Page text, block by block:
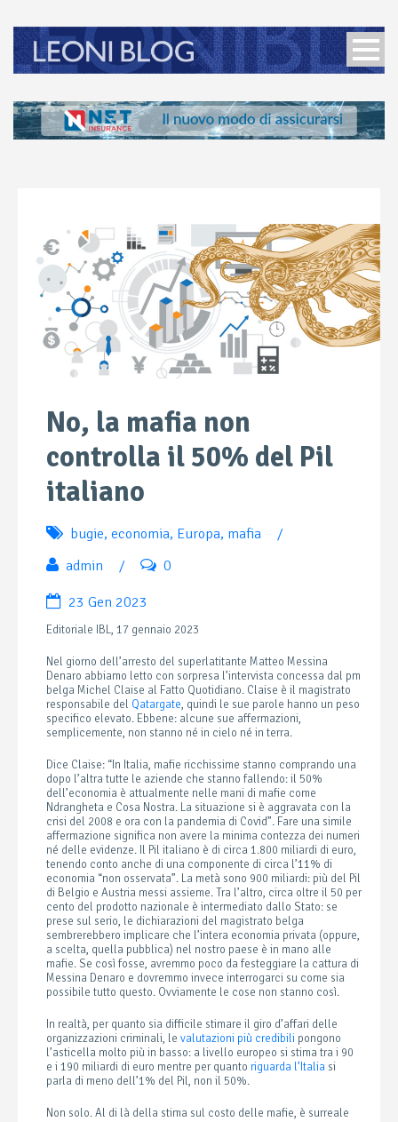
No, la mafia non
controlla il 50% del Pil
italiano
bugie, economia, Europa, mafia
/
admin
/ 0
23 Gen 2023
Editoriale IBL, 17 gennaio 2023
Nel giorno dell’arresto del superlatitante Matteo Messina
Denaro abbiamo letto con sorpresa l’intervista concessa dal pm
belga Michel Claise al Fatto Quotidiano. Claise è il magistrato
responsabile del Qatargate, quindi le sue parole hanno un peso
specifico elevato. Ebbene: alcune sue affermazioni,
semplicemente, non stanno né in cielo né in terra.
Dice Claise: “In Italia, mafie ricchissime stanno comprando una
dopo l’altra tutte le aziende che stanno fallendo: il 50%
dell’economia è attualmente nelle mani di mafie come
Ndrangheta e Cosa Nostra. La situazione si è aggravata con la
crisi del 2008 e ora con la pandemia di Covid”. Fare una simile
affermazione significa non avere la minima contezza dei numeri
né delle evidenze. Il Pil italiano è di circa 1.800 miliardi di euro,
tenendo conto anche di una componente di circa l’11% di
economia “non osservata”. La metà sono 900 miliardi: più del Pil
di Belgio e Austria messi assieme. Tra l’altro, circa oltre il 50 per
cento del prodotto nazionale è intermediato dallo Stato: se
prese sul serio, le dichiarazioni del magistrato belga
sembrerebbero implicare che l’intera economia privata (oppure,
a scelta, quella pubblica) nel nostro paese è in mano alle
mafie. Se così fosse, avremmo poco da festeggiare la cattura di
Messina Denaro e dovremmo invece interrogarci su come sia
possibile tutto questo. Ovviamente le cose non stanno così.
In realtà, per quanto sia difficile stimare il giro d’affari delle
organizzazioni criminali, levalutazioni più credibili pongono
l’asticella molto più in basso: a livello europeo si stima tra i 90
e i 190 miliardi di euro mentre per quantoriguarda l’Italia si
parla di meno dell’1% del Pil, non il 50%.
Non solo. Al di là della stima sul costo delle mafie, è surreale